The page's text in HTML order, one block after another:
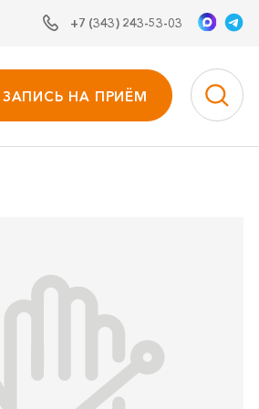
+7 (343) 243-53-03
ЗАПИСЬ НА ПРИЁМ